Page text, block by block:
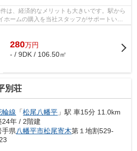
は、経済的なメリットも大きいです。駅から
ホームの購入を当社スタッフがサポートいた
280万円
- / 9DK / 106.50㎡
別荘
輪線 「松尾八幡平 」駅 車15分 11.0km
24年 / 2階建
手県八幡平市松尾寄木第１地割529-